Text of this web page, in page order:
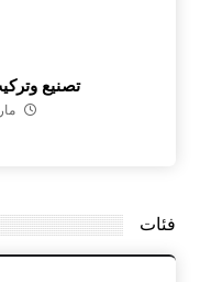
تصنيع
فئات